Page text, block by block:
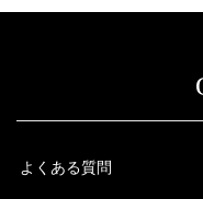
よくある質問